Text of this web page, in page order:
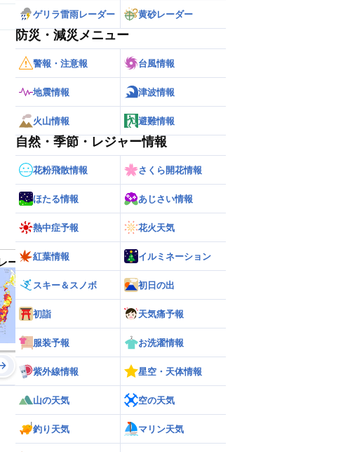
ーダー 世界の雨雲レーダー
ゲリラ雷雨レーダー 黄砂レーダー
防災・減災メニュー
警報・注意報 台風情報
地震情報 津波情報
火山情報 避難情報
自然・季節・レジャー情報
花粉飛散情報 さくら開花情報
ほたる情報 あじさい情報
熱中症予報 花火天気
紅葉情報 イルミネーション
スキー＆スノボ 初日の出
初詣 天気痛予報
服装予報 お洗濯情報
紫外線情報 星空・天体情報
山の天気 空の天気
釣り天気 マリン天気